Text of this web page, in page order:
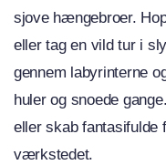
sjove hængebroer.
eller tag en vild tur i
gennem labyrinterne
huler og snoede
eller skab fantasifulde
værkstedet.